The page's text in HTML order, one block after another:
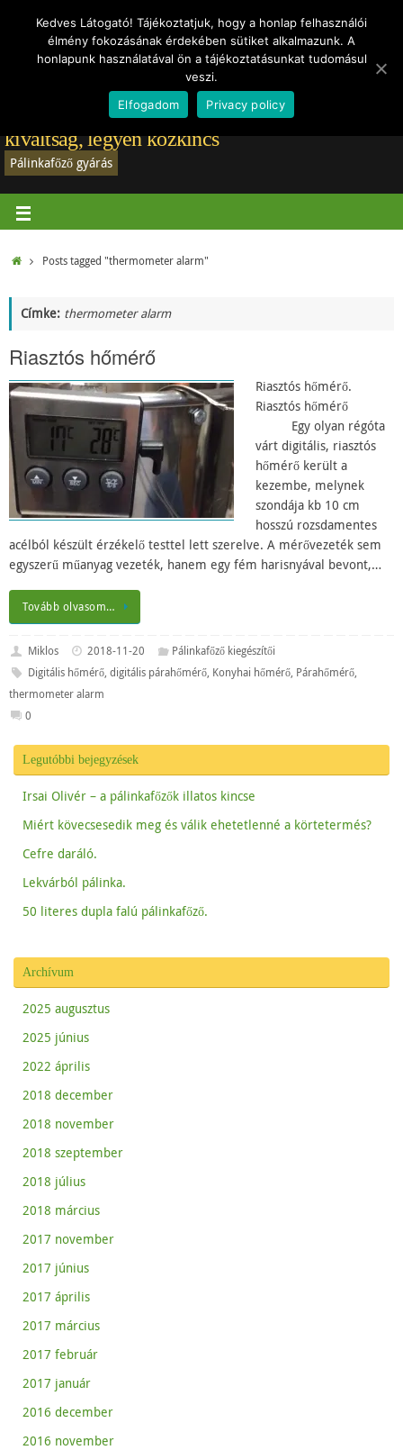
Törvények Vásárlói vélemények Rólam Regisztráció-belépés Hírek
Adatvédelmi tájékoztató
Pálinkafőző gyártás: A jó pálinkafőző már nem
kiváltság, legyen közkincs
Pálinkafőző gyárás
Posts tagged "thermometer alarm"
Címke: thermometer alarm
Riasztós hőmérő
Riasztós hőmérő.
Riasztós hőmérő
Egy olyan régóta
várt digitális, riasztós
hőmérő került a
kezembe, melynek
szondája kb 10 cm
hosszú rozsdamentes
acélból készült érzékelő testtel lett szerelve. A mérővezeték sem
egyszerű műanyag vezeték, hanem egy fém harisnyával bevont,…
Tovább olvasom…
Miklos 2018-11-20
Pálinkafőző kiegészítői
Digitális hőmérő, digitális párahőmérő, Konyhai hőmérő, Párahőmérő,
thermometer alarm
0
Legutóbbi bejegyzések
Irsai Olivér – a pálinkafőzők illatos kincse
Miért kövecsesedik meg és válik ehetetlenné a körtetermés?
Cefre daráló.
Lekvárból pálinka.
50 literes dupla falú pálinkafőző.
Archívum
2025 augusztus
2025 június
2022 április
2018 december
2018 november
2018 szeptember
2018 július
2018 március
2017 november
2017 június
2017 április
2017 március
2017 február
2017 január
2016 december
2016 november
Kedves Látogató! Tájékoztatjuk, hogy a honlap felhasználói
élmény fokozásának érdekében sütiket alkalmazunk. A
honlapunk használatával ön a tájékoztatásunkat tudomásul
veszi.
Elfogadom
Privacy policy